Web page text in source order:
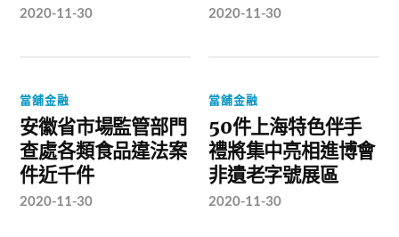
2020-11-30 2020-11-30
當舖金融
安徽省市場監管部門
查處各類食品違法案
件近千件
2020-11-30
當舖金融
50件上海特色伴手
禮將集中亮相進博會
非遺老字號展區
2020-11-30